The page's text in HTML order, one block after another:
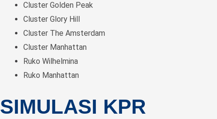
Cluster Golden Peak
Cluster Glory Hill
Cluster The Amsterdam
Cluster Manhattan
Ruko Wilhelmina
Ruko Manhattan
SIMULASI KPR